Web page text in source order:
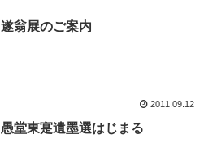
遂翁展のご案内
2011.09.12
愚堂東寔遺墨選はじまる